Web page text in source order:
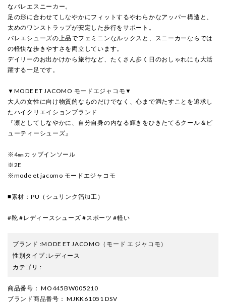
なバレエスニーカー。
足の形に合わせてしなやかにフィットするやわらかなアッパー構造と、
太めのワンストラップが安定した歩行をサポート。
バレエシューズの上品でフェミニンなルックスと、スニーカーならでは
の軽快な歩きやすさを両立しています。
デイリーのお出かけから旅行など、たくさん歩く日のおしゃれにも大活
躍する一足です。
▼MODE ET JACOMO モードエジャコモ▼
大人の女性に向け物質的なものだけでなく、心まで満たすことを追求し
たハイクリエイションブランド
『凛としてしなやかに、自分自身の内なる輝きをひきたてるクール＆ビ
ューティーシューズ』
※4㎜カッブインソール
※2E
※mode et jacomo モードエジャコモ
■素材：PU（シュリンク箔加工）
#靴 #レディースシューズ #スポーツ #軽い
ブランド :MODE ET JACOMO （モード エ ジャコモ）
性別タイプ:レディース
カテゴリ :
商品番号 ： MO445BW005210
ブランド商品番号 ： MJKK61051 DSV